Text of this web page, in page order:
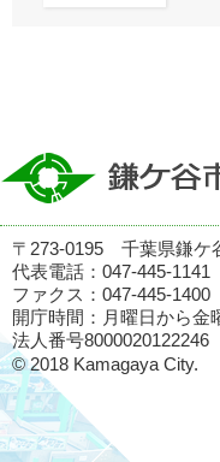
〒273-0195 千葉県鎌ケ
代表電話：047-445-1141
ファクス：047-445-1400
開庁時間：月曜日から金
法人番号8000020122246
© 2018 Kamagaya City.